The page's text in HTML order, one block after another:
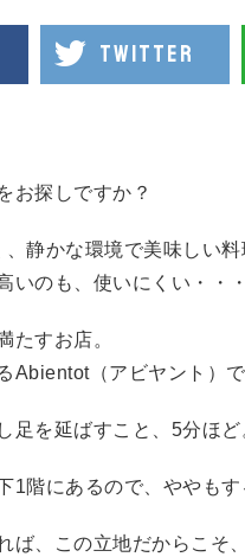
twitter
お探しですか？
静かな環境で美味しい料
いのも、使いにくい・・・
たすお店。
Abientot（アビヤント）で
足を延ばすこと、5分ほど
1階にあるので、ややもす
ば、この立地だからこそ